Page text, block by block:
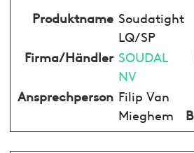
Produktname Soudatight
LQ/SP
Firma/Händler SOUDAL
NV
Ansprechperson Filip Van
Mieghem